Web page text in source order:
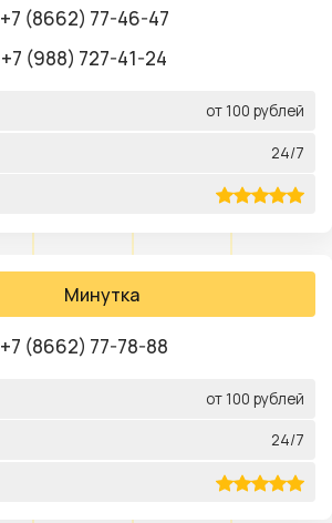
+7 (8662) 77-46-47
+7 (988) 727-41-24
от 100 рублей
24/7
Минутка
+7 (8662) 77-78-88
от 100 рублей
24/7